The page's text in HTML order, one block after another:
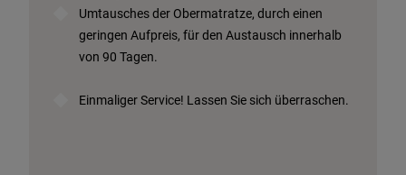
Umtausches der Obermatratze, durch einen
geringen Aufpreis, für den Austausch innerhalb
von 90 Tagen.
Einmaliger Service! Lassen Sie sich überraschen.